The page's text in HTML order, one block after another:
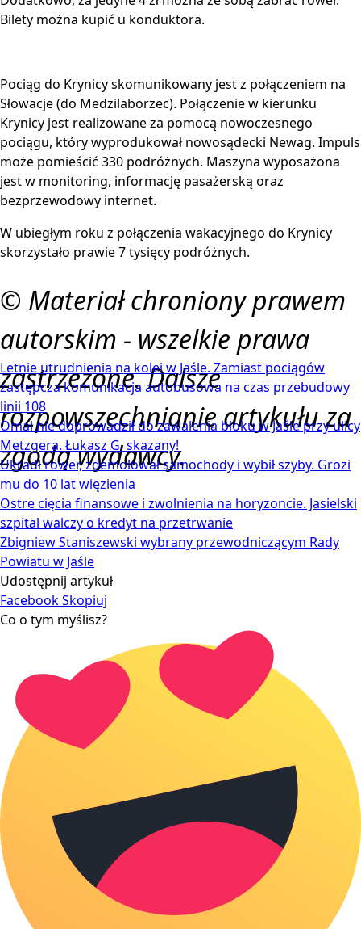
Bilety można kupić u konduktora.
Pociąg do Krynicy skomunikowany jest z połączeniem na
Słowacje (do Medzilaborzec). Połączenie w kierunku
Krynicy jest realizowane za pomocą nowoczesnego
pociągu, który wyprodukował nowosądecki Newag. Impuls
może pomieścić 330 podróżnych. Maszyna wyposażona
jest w monitoring, informację pasażerską oraz
bezprzewodowy internet.
W ubiegłym roku z połączenia wakacyjnego do Krynicy
skorzystało prawie 7 tysięcy podróżnych.
© Materiał chroniony prawem
autorskim - wszelkie prawa
zastrzeżone. Dalsze
rozpowszechnianie artykułu za
zgodą wydawcy.
Letnie utrudnienia na kolei w Jaśle. Zamiast pociągów
zastępcza komunikacja autobusowa na czas przebudowy
linii 108
Omal nie doprowadził do zawalenia bloku w Jaśle przy ulicy
Metzgera. Łukasz G. skazany!
Ukradł rower, zdemolował samochody i wybił szyby. Grozi
mu do 10 lat więzienia
Ostre cięcia finansowe i zwolnienia na horyzoncie. Jasielski
szpital walczy o kredyt na przetrwanie
Zbigniew Staniszewski wybrany przewodniczącym Rady
Powiatu w Jaśle
Udostępnij artykuł
FacebookSkopiuj
Co o tym myślisz?